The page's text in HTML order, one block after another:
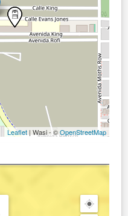
Leaflet | Wasi - ©OpenStreetMap